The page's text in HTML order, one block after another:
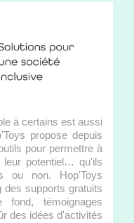
à certains est aussi
propose depuis
pour permettre à
leur potentiel… qu'ils
ou non. Hop'Toys
des supports gratuits
fond, témoignages
des idées d'activités